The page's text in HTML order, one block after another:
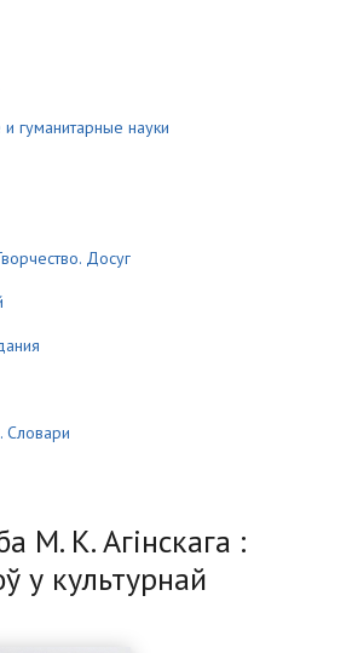
гуманитарные науки
Досуг
Словари
М. К. Агінскага :
у культурнай